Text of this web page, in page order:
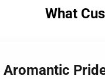
What